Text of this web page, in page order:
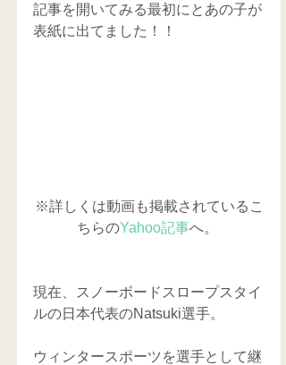
記事を開いてみる最初にとあの子が
表紙に出てました！！
※詳しくは動画も掲載されているこ
ちらのYahoo記事へ。
現在、スノーボードスロープスタイ
ルの日本代表のNatsuki選手。
ウィンタースポーツを選手として継